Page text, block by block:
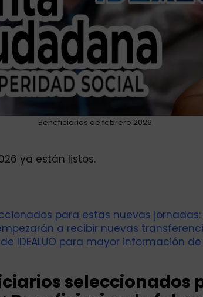
Beneficiarios de febrero 2026
ya están listos.
para estas nuevas
a recibir nuevas
IDEALUO para mayor información
seleccionados